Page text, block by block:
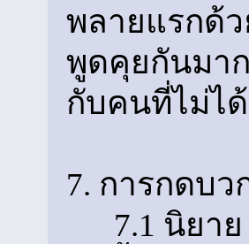
พลายแรกด้
พูดคุยกันมา
กับคนที่ไม่ไ
7. การกดบว
7.1 นิยาย